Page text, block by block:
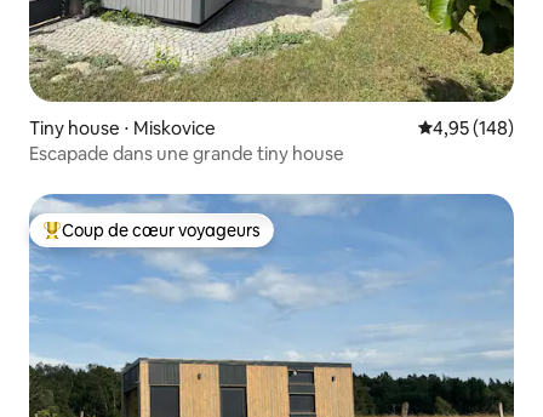
Tiny house ⋅ Miskovice Évaluation
4,95 (148)
Escapade dans une grande tiny house
Coups de cœur voyageurs les plus appréciés
Coup de cœur voyageurs